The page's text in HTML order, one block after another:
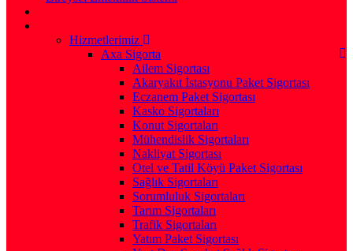
Hizmetlerimiz
Axa Sigorta
Ailem Sigortası
Akaryakıt İstasyonu Paket Sigortası
Eczanem Paket Sigortası
Kasko Sigortaları
Konut Sigortaları
Mühendislik Sigortaları
Nakliyat Sigortası
Otel ve Tatil Köyü Paket Sigortası
Sağlık Sigortaları
Sorumluluk Sigortaları
Tarım Sigortaları
Trafik Sigortaları
Yatım Paket Sigortası